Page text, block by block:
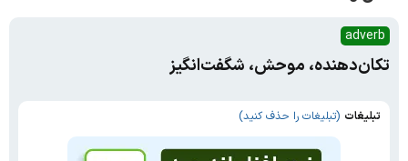
adverb
تکان‌دهنده، موحش،‌ شگفت‌انگیز
تبلیغات (تبلیغات را حذف کنید)